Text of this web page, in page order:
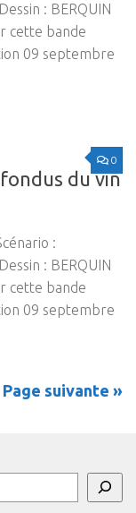
: BERQUIN
cette bande
09 septembre
0
du vin
:
: BERQUIN
cette bande
09 septembre
Page suivante »